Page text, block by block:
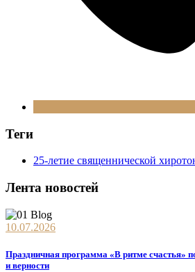
Теги
25-летие священнической
Лента новостей
10.07.2026
Праздничная программа «В ритме счастья»
и верности